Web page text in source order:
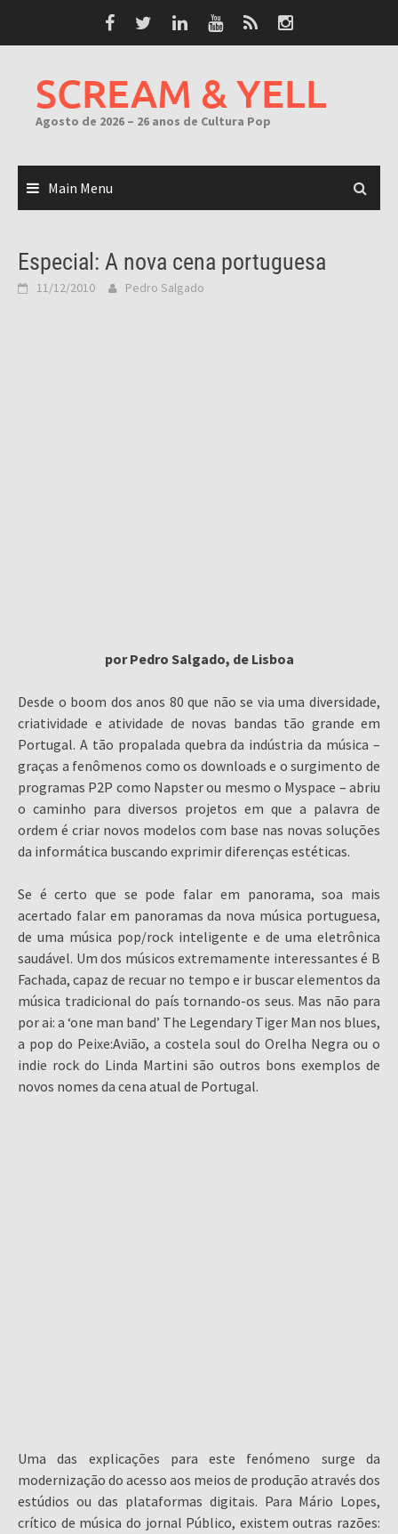
SCREAM & YELL
Agosto de 2026 – 26 anos de Cultura Pop
Main Menu
Especial: A nova cena portuguesa
11/12/2010 Pedro Salgado
por Pedro Salgado, de Lisboa
Desde o boom dos anos 80 que não se via uma diversidade,
criatividade e atividade de novas bandas tão grande em
Portugal. A tão propalada quebra da indústria da música –
graças a fenômenos como os downloads e o surgimento de
programas P2P como Napster ou mesmo o Myspace – abriu
o caminho para diversos projetos em que a palavra de
ordem é criar novos modelos com base nas novas soluções
da informática buscando exprimir diferenças estéticas.
Se é certo que se pode falar em panorama, soa mais
acertado falar em panoramas da nova música portuguesa,
de uma música pop/rock inteligente e de uma eletrônica
saudável. Um dos músicos extremamente interessantes é B
Fachada, capaz de recuar no tempo e ir buscar elementos da
música tradicional do país tornando-os seus. Mas não para
por ai: a ‘one man band’ The Legendary Tiger Man nos blues,
a pop do Peixe:Avião, a costela soul do Orelha Negra ou o
indie rock do Linda Martini são outros bons exemplos de
novos nomes da cena atual de Portugal.
Uma das explicações para este fenómeno surge da
modernização do acesso aos meios de produção através dos
estúdios ou das plataformas digitais. Para Mário Lopes,
crítico de música do jornal Público, existem outras razões: